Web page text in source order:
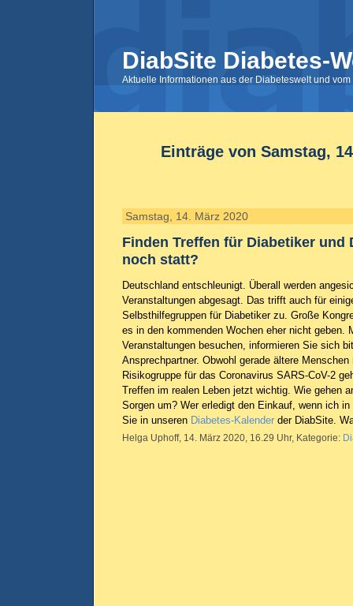
DiabSite Diabetes-
Aktuelle Informationen aus der Diabeteswelt und
Einträge von Samstag,
Samstag, 14. März 2020
Finden Treffen für Diabetiker und
noch statt?
Deutschland entschleunigt. Überall werden
Veranstaltungen abgesagt. Das trifft auch für
Selbsthilfegruppen für Diabetiker zu. Große
es in den kommenden Wochen eher nicht geben.
Veranstaltungen besuchen, informieren Sie sich
Ansprechpartner. Obwohl gerade ältere
Risikogruppe für das Coronavirus SARS-CoV-2
Treffen im realen Leben jetzt wichtig. Wie gehen
Sorgen um? Wer erledigt den Einkauf, wenn ich
Sie in unseren Diabetes-Kalender der DiabSite.
Helga Uphoff, 14. März 2020, 16.29 Uhr, Kategorie: